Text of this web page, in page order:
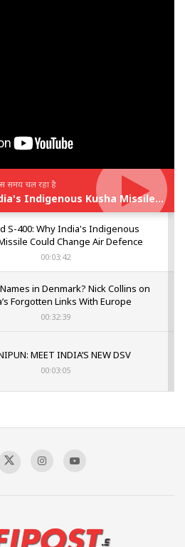
समय चल रहा है
Beyond S-400: Why India's Indigenous Kusha Missile Could Change Air Defence
S-400: Why India's Indigenous
Could Change Air Defence
00:03:42
in Denmark? Nick Collins on
Forgotten Links With Europe
00:32:39
MEET INDIA’S NEW DSV
00:03:05
00:02:53
Air Force Mission That Broke